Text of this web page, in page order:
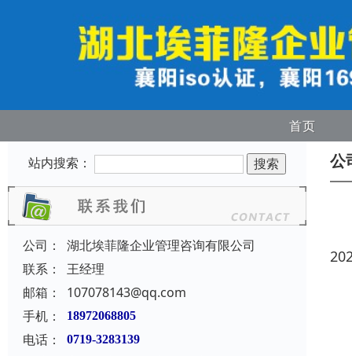
首页
站内搜索：
公司：
湖北埃菲隆企业管理咨询有限公司
联系：
王经理
邮箱：
107078143@qq.com
手机：
18972068805
电话： 0719-3283139
公